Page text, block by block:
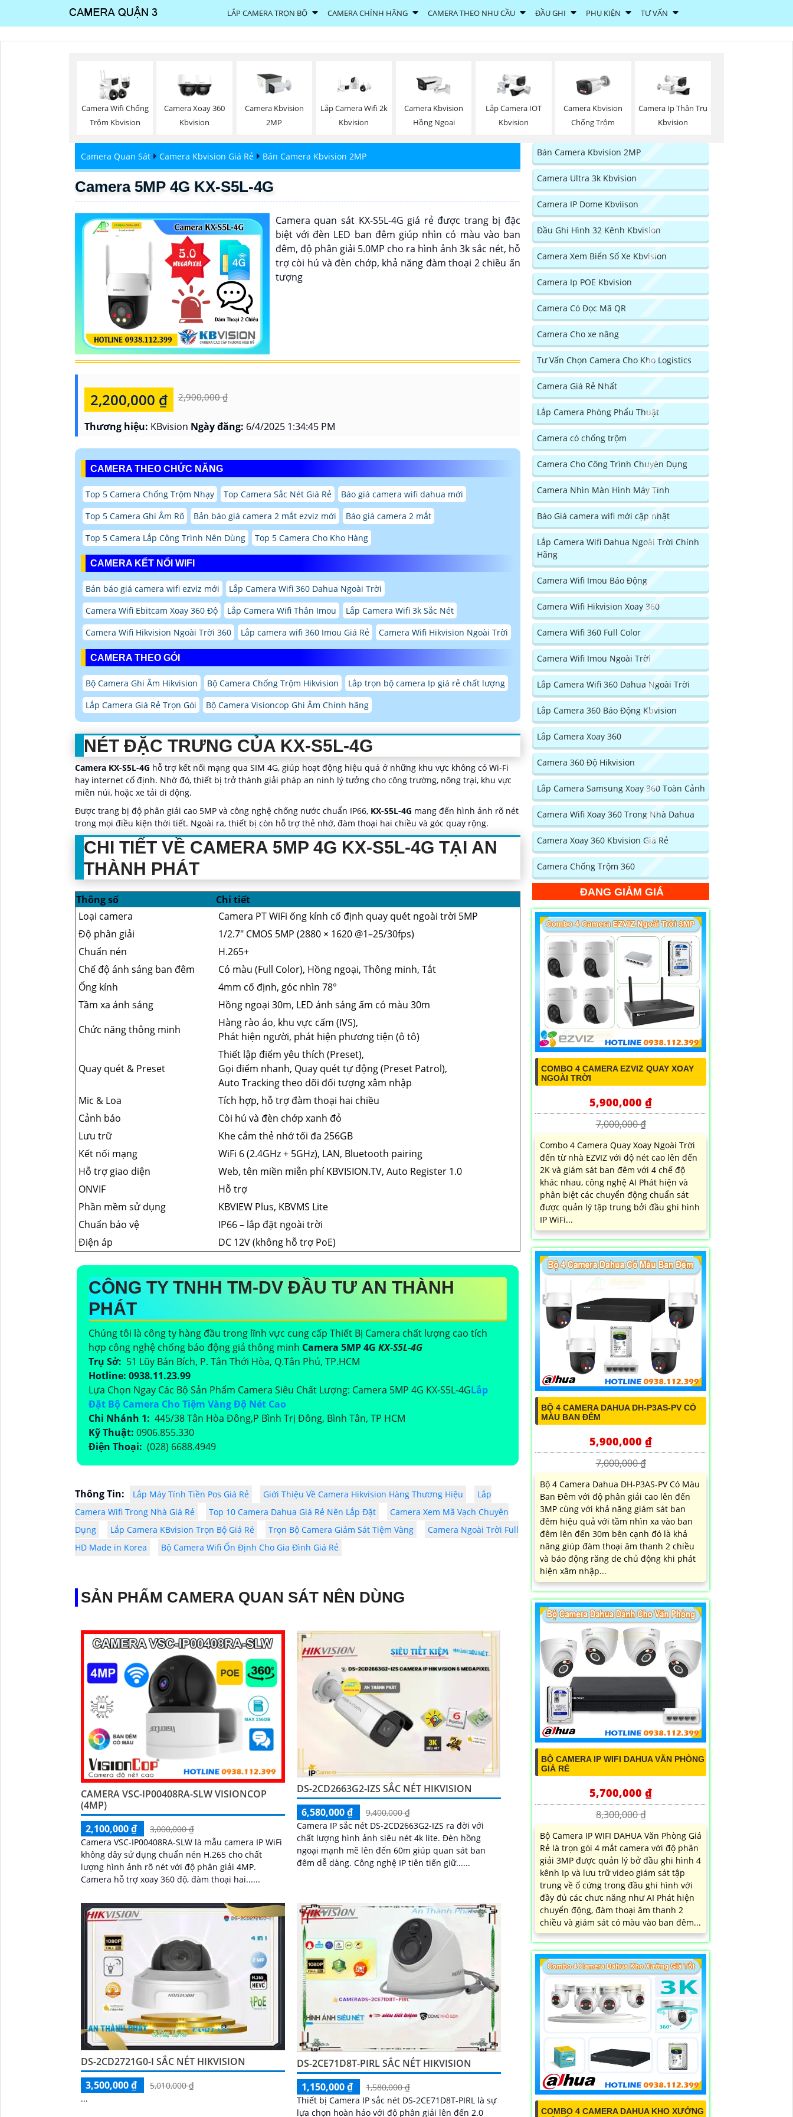
LẮP CAMERA TRỌN BỘ CAMERA CHÍNH HÃNG CAMERA THEO NHU CẦU ĐẦU GHI PHỤ KIỆN TƯ VẤN
Camera Wifi Chống
Trộm Kbvision
Camera Xoay 360
Kbvision
Camera Kbvision
2MP
Lắp Camera Wifi 2k
Kbvision
Camera Kbvision
Hồng Ngoại
Lắp Camera IOT
Kbvision
Camera Kbvision
Chống Trộm
Camera Ip Thân Trụ
Kbvision
Camera Quan Sát Camera Kbvision Giá Rẻ Bán Camera Kbvision 2MP
Camera 5MP 4G KX-S5L-4G
Camera quan sát KX-S5L-4G giá rẻ được trang bị đặc
biệt với đèn LED ban đêm giúp nhìn có màu vào ban
đêm, độ phân giải 5.0MP cho ra hình ảnh 3k sắc nét, hỗ
trợ còi hú và đèn chớp, khả năng đàm thoại 2 chiều ấn
tượng
2,200,000 ₫ 2,900,000 ₫
Thương hiệu: KBvision Ngày đăng: 6/4/2025 1:34:45 PM
CAMERA THEO CHỨC NĂNG
Top 5 Camera Chống Trộm Nhạy Top Camera Sắc Nét Giá Rẻ
Báo giá camera wifi dahua mới
Top 5 Camera Ghi Âm Rõ
Bản báo giá camera 2 mắt ezviz mới
Báo giá camera 2 mắt
Top 5 Camera Lắp Công Trình Nên Dùng
Top 5 Camera Cho Kho Hàng
CAMERA KẾT NỐI WIFI
Bản báo giá camera wifi ezviz mới
Lắp Camera Wifi 360 Dahua Ngoài Trời
Camera Wifi Ebitcam Xoay 360 Độ
Lắp Camera Wifi Thân Imou
Lắp Camera Wifi 3k Sắc Nét
Camera Wifi Hikvision Ngoài Trời 360
Lắp camera wifi 360 Imou Giá Rẻ Camera Wifi Hikvision Ngoài Trời
CAMERA THEO GÓI
Bộ Camera Ghi Âm Hikvision Bộ Camera Chống Trộm Hikvision
Lắp trọn bộ camera Ip giá rẻ chất lượng
Lắp Camera Giá Rẻ Trọn Gói
Bộ Camera Visioncop Ghi Âm Chính hãng
NÉT ĐẶC TRƯNG CỦA KX-S5L-4G
Camera KX-S5L-4G hỗ trợ kết nối mạng qua SIM 4G, giúp hoạt động hiệu quả ở những khu vực không có Wi-Fi
hay internet cố định. Nhờ đó, thiết bị trở thành giải pháp an ninh lý tưởng cho công trường, nông trại, khu vực
miền núi, hoặc xe tải di động.
Được trang bị độ phân giải cao 5MP và công nghệ chống nước chuẩn IP66, KX-S5L-4G mang đến hình ảnh rõ nét
trong mọi điều kiện thời tiết. Ngoài ra, thiết bị còn hỗ trợ thẻ nhớ, đàm thoại hai chiều và góc quay rộng.
CHI TIẾT VỀ CAMERA 5MP 4G KX-S5L-4G TẠI AN
THÀNH PHÁT
Thông số
Chi tiết
Loại camera
Camera PT WiFi ống kính cố định quay quét ngoài trời 5MP
Độ phân giải
1/2.7" CMOS 5MP (2880 × 1620 @1–25/30fps)
Chuẩn nén
H.265+
Chế độ ánh sáng ban đêm
Có màu (Full Color), Hồng ngoại, Thông minh, Tắt
Ống kính
4mm cố định, góc nhìn 78°
Tầm xa ánh sáng
Hồng ngoại 30m, LED ánh sáng ấm có màu 30m
Chức năng thông minh
Hàng rào ảo, khu vực cấm (IVS),
Phát hiện người, phát hiện phương tiện (ô tô)
Quay quét & Preset
Thiết lập điểm yêu thích (Preset),
Gọi điểm nhanh, Quay quét tự động (Preset Patrol),
Auto Tracking theo dõi đối tượng xâm nhập
Mic & Loa
Tích hợp, hỗ trợ đàm thoại hai chiều
Cảnh báo
Còi hú và đèn chớp xanh đỏ
Lưu trữ
Khe cắm thẻ nhớ tối đa 256GB
Kết nối mạng
WiFi 6 (2.4GHz + 5GHz), LAN, Bluetooth pairing
Hỗ trợ giao diện
Web, tên miền miễn phí KBVISION.TV, Auto Register 1.0
ONVIF
Hỗ trợ
Phần mềm sử dụng
KBVIEW Plus, KBVMS Lite
Chuẩn bảo vệ
IP66 – lắp đặt ngoài trời
Điện áp
DC 12V (không hỗ trợ PoE)
CÔNG TY TNHH TM-DV ĐẦU TƯ AN THÀNH
PHÁT
Chúng tôi là công ty hàng đầu trong lĩnh vực cung cấp Thiết Bị Camera chất lượng cao tích
hợp công nghệ chống báo động giả thông minh Camera 5MP 4G KX-S5L-4G
Trụ Sở: 51 Lũy Bán Bích, P. Tân Thới Hòa, Q.Tân Phú, TP.HCM
Hotline: 0938.11.23.99
Lựa Chọn Ngay Các Bộ Sản Phẩm Camera Siêu Chất Lượng: Camera 5MP 4G KX-S5L-4GLắp
Đặt Bộ Camera Cho Tiệm Vàng Độ Nét Cao
Chi Nhánh 1: 445/38 Tân Hòa Đông,P Bình Trị Đông, Bình Tân, TP HCM
Kỹ Thuật: 0906.855.330
Điện Thoại: (028) 6688.4949
Thông Tin: Lắp Máy Tính Tiền Pos Giá Rẻ Giới Thiệu Về Camera Hikvision Hàng Thương Hiệu
Lắp
Camera Wifi Trong Nhà Giá Rẻ
Top 10 Camera Dahua Giá Rẻ Nên Lắp Đặt
Camera Xem Mã Vạch Chuyên
Dụng
Lắp Camera KBvision Trọn Bộ Giá Rẻ Trọn Bộ Camera Giám Sát Tiệm Vàng
Camera Ngoài Trời Full
HD Made in Korea
Bộ Camera Wifi Ổn Định Cho Gia Đình Giá Rẻ
SẢN PHẨM CAMERA QUAN SÁT NÊN DÙNG
CAMERA VSC-IP00408RA-SLW VISIONCOP
(4MP)
2,100,000 ₫
3,000,000 ₫
Camera VSC-IP00408RA-SLW là mẫu camera IP WiFi
không dây sử dụng chuẩn nén H.265 cho chất
lượng hình ảnh rõ nét với độ phân giải 4MP.
Camera hỗ trợ xoay 360 độ, đàm thoại hai......
DS-2CD2663G2-IZS SẮC NÉT HIKVISION
6,580,000 ₫
9,400,000 ₫
Camera IP sắc nét DS-2CD2663G2-IZS ra đời với
chất lượng hình ảnh siêu nét 4k lite. Đèn hồng
ngoại mạnh mẽ lên đến 60m giúp quan sát ban
đêm dễ dàng. Công nghệ IP tiên tiến giữ......
DS-2CD2721G0-I SẮC NÉT HIKVISION
3,500,000 ₫
5,010,000 ₫
...
DS-2CE71D8T-PIRL SẮC NÉT HIKVISION
1,150,000 ₫
1,580,000 ₫
Thiết bị Camera IP sắc nét DS-2CE71D8T-PIRL là sự
lựa chọn hoàn hảo với độ phân giải lên đến 2.0
Bán Camera Kbvision 2MP
Camera Ultra 3k Kbvision
Camera IP Dome Kbviison
Đầu Ghi Hình 32 Kênh Kbvision
Camera Xem Biển Số Xe Kbvision
Camera Ip POE Kbvision
Camera Có Đọc Mã QR
Camera Cho xe nâng
Tư Vấn Chọn Camera Cho Kho Logistics
Camera Giá Rẻ Nhất
Lắp Camera Phòng Phẩu Thuật
Camera có chống trộm
Camera Cho Công Trình Chuyên Dụng
Camera Nhìn Màn Hình Máy Tính
Báo Giá camera wifi mới cập nhật
Lắp Camera Wifi Dahua Ngoài Trời Chính
Hãng
Camera Wifi Imou Báo Động
Camera Wifi Hikvision Xoay 360
Camera Wifi 360 Full Color
Camera Wifi Imou Ngoài Trời
Lắp Camera Wifi 360 Dahua Ngoài Trời
Lắp Camera 360 Báo Động Kbvision
Lắp Camera Xoay 360
Camera 360 Độ Hikvision
Lắp Camera Samsung Xoay 360 Toàn Cảnh
Camera Wifi Xoay 360 Trong Nhà Dahua
Camera Xoay 360 Kbvision Giá Rẻ
Camera Chống Trộm 360
ĐANG GIẢM GIÁ
COMBO 4 CAMERA EZVIZ QUAY XOAY
NGOÀI TRỜI
5,900,000 ₫
7,000,000 ₫
Combo 4 Camera Quay Xoay Ngoài Trời
đến từ nhà EZVIZ với độ nét cao lên đến
2K và giám sát ban đêm với 4 chế độ
khác nhau, công nghệ AI Phát hiện và
phân biệt các chuyển động chuẩn sát
được quản lý tập trung bởi đầu ghi hình
IP WiFi...
BỘ 4 CAMERA DAHUA DH-P3AS-PV CÓ
MÀU BAN ĐÊM
5,900,000 ₫
7,000,000 ₫
Bộ 4 Camera Dahua DH-P3AS-PV Có Màu
Ban Đêm với độ phân giải cao lên đến
3MP cùng với khả năng giám sát ban
đêm hiệu quả với tầm nhìn xa vào ban
đêm lên đến 30m bên cạnh đó là khả
năng giúp đàm thoại âm thanh 2 chiều
và báo động răng de chủ động khi phát
hiện xâm nhập...
BỘ CAMERA IP WIFI DAHUA VĂN PHÒNG
GIÁ RẺ
5,700,000 ₫
8,300,000 ₫
Bộ Camera IP WIFI DAHUA Văn Phòng Giá
Rẻ là trọn gói 4 mắt camera với độ phân
giải 3MP được quản lý bở đầu ghi hình 4
kênh Ip và lưu trữ video giám sát tập
trung về ổ cứng trong đầu ghi hình với
đầy đủ các chưc năng như AI Phát hiện
chuyển động, đàm thoại âm thanh 2
chiều và giám sát có màu vào ban đêm...
COMBO 4 CAMERA DAHUA KHO XƯỞNG